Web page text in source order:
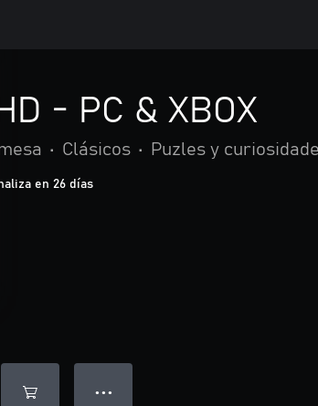
- PC & XBOX
• Clásicos • Puzles y
en 26 días
● ● ●